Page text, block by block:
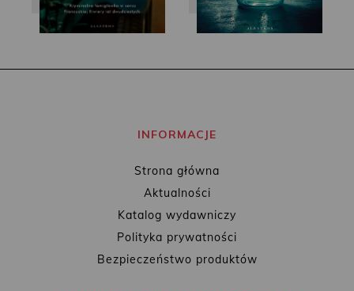
INFORMACJE
Strona główna
Aktualności
Katalog wydawniczy
Polityka prywatności
Bezpieczeństwo produktów